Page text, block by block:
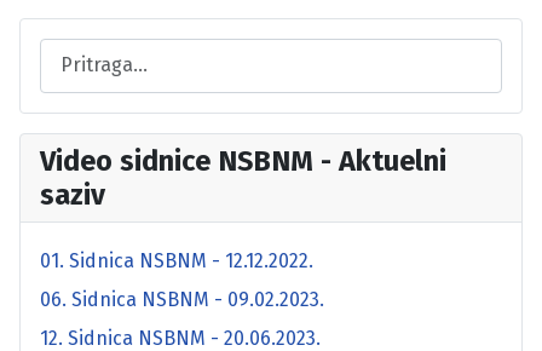
Video sidnice NSBNM - Aktuelni
saziv
01. Sidnica NSBNM - 12.12.2022.
06. Sidnica NSBNM - 09.02.2023.
12. Sidnica NSBNM - 20.06.2023.